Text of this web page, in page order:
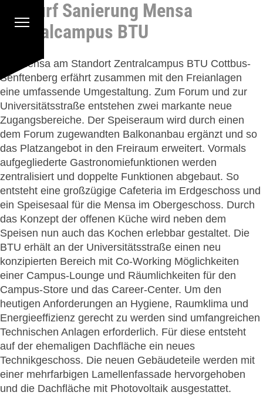
Zum Hauptinhalt springen
Entwurf Sanierung Mensa
Zentralcampus BTU
Die Mensa am Standort Zentralcampus BTU Cottbus-
Senftenberg erfährt zusammen mit den Freianlagen
eine umfassende Umgestaltung. Zum Forum und zur
Universitätsstraße entstehen zwei markante neue
Zugangsbereiche. Der Speiseraum wird durch einen
dem Forum zugewandten Balkonanbau ergänzt und so
das Platzangebot in den Freiraum erweitert. Vormals
aufgegliederte Gastronomiefunktionen werden
zentralisiert und doppelte Funktionen abgebaut. So
entsteht eine großzügige Cafeteria im Erdgeschoss und
ein Speisesaal für die Mensa im Obergeschoss. Durch
das Konzept der offenen Küche wird neben dem
Speisen nun auch das Kochen erlebbar gestaltet. Die
BTU erhält an der Universitätsstraße einen neu
konzipierten Bereich mit Co-Working Möglichkeiten
einer Campus-Lounge und Räumlichkeiten für den
Campus-Store und das Career-Center. Um den
heutigen Anforderungen an Hygiene, Raumklima und
Energieeffizienz gerecht zu werden sind umfangreichen
Technischen Anlagen erforderlich. Für diese entsteht
auf der ehemaligen Dachfläche ein neues
Technikgeschoss. Die neuen Gebäudeteile werden mit
einer mehrfarbigen Lamellenfassade hervorgehoben
und die Dachfläche mit Photovoltaik ausgestattet.
Cookie-Einstellungen